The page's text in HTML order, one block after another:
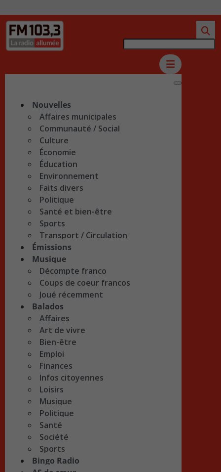
Nouvelles
Affaires municipales
Communauté / Social
Culture
Économie
Éducation
Environnement
Faits divers
Politique
Santé et bien-être
Sports
Transport / Circulation
Émissions
Musique
Décompte franco
Coups de coeur francos
Joué récemment
Balados
Affaires
Art de vivre
Bien-être
Emploi
Finances
Infos citoyennes
Loisirs
Musique
Politique
Santé
Société
Sports
Bingo Radio